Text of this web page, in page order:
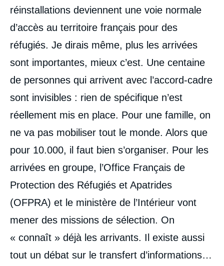
réinstallations deviennent une voie normale
d’accès au territoire français pour des
réfugiés. Je dirais même, plus les arrivées
sont importantes, mieux c’est. Une centaine
de personnes qui arrivent avec l’accord-cadre
sont invisibles : rien de spécifique n’est
réellement mis en place. Pour une famille, on
ne va pas mobiliser tout le monde. Alors que
pour 10.000, il faut bien s’organiser. Pour les
arrivées en groupe, l’Office Français de
Protection des Réfugiés et Apatrides
(OFPRA) et le ministère de l’Intérieur vont
mener des missions de sélection. On
« connaît » déjà les arrivants. Il existe aussi
tout un débat sur le transfert d’informations…